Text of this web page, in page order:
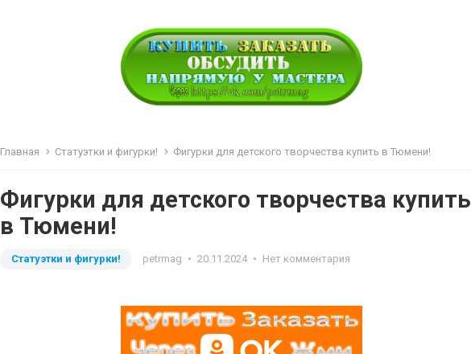
Главная Статуэтки и фигурки! Фигурки для детского творчества купить в Тюмени!
Фигурки для детского творчества купить
в Тюмени!
Статуэтки и фигурки! petrmag • 20.11.2024 • Нет комментария